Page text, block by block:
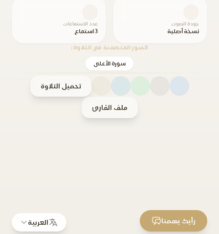
جودة الصوت
نسخة أصلية
عدد الاستماعات
3 استماع
السور المتضمنة في التلاوة:
سورة الأعلى
تحميل التلاوة
ملف القارئ
العربية رأيك يهمنا